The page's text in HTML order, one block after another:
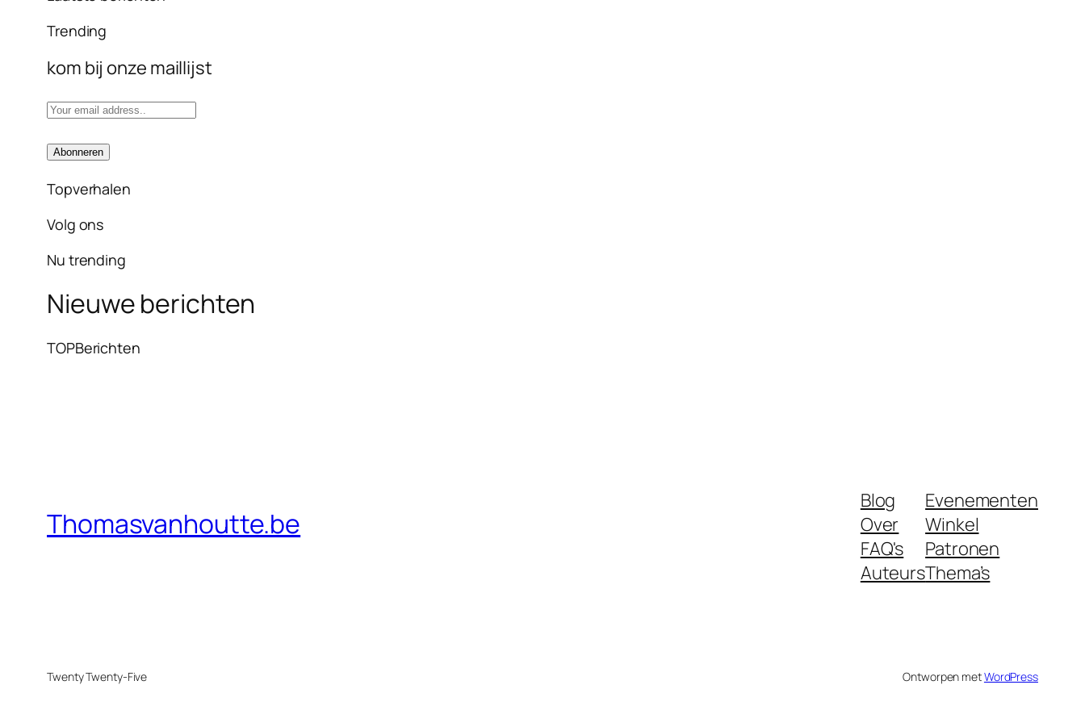
Trending
kom bij onze maillijst
Topverhalen
Volg ons
Nu trending
Nieuwe berichten
TOPBerichten
Thomasvanhoutte.be
Blog
Over
FAQ's
Auteurs
Evenementen
Winkel
Patronen
Thema’s
Twenty Twenty-Five Ontworpen metWordPress